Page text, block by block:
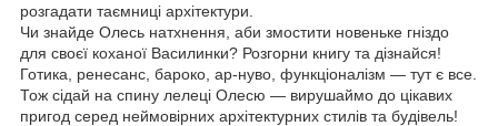
розгадати таємниці архітектури.
Чи знайде Олесь натхнення, аби змостити новеньке гніздо
для своєї коханої Василинки? Розгорни книгу та дізнайся!
Готика, ренесанс, бароко, ар-нуво, функціоналізм — тут є все.
Тож сідай на спину лелеці Олесю — вирушаймо до цікавих
пригод серед неймовірних архітектурних стилів та будівель!